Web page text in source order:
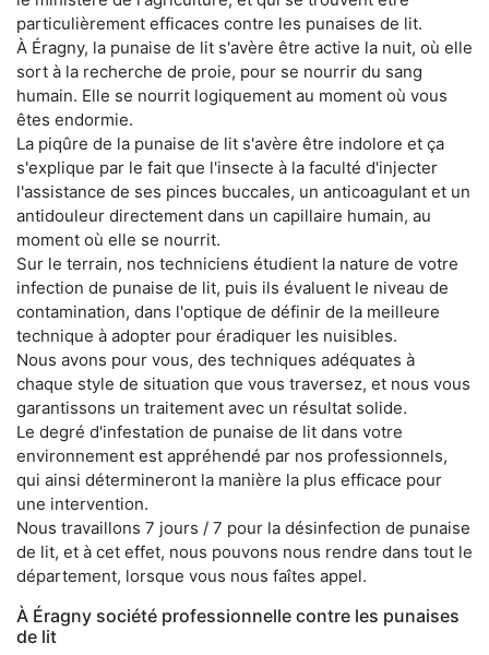
particulièrement efficaces contre les punaises de lit.
À Éragny, la punaise de lit s'avère être active la nuit, où elle
sort à la recherche de proie, pour se nourrir du sang
humain. Elle se nourrit logiquement au moment où vous
êtes endormie.
La piqûre de la punaise de lit s'avère être indolore et ça
s'explique par le fait que l'insecte à la faculté d'injecter
l'assistance de ses pinces buccales, un anticoagulant et un
antidouleur directement dans un capillaire humain, au
moment où elle se nourrit.
Sur le terrain, nos techniciens étudient la nature de votre
infection de punaise de lit, puis ils évaluent le niveau de
contamination, dans l'optique de définir de la meilleure
technique à adopter pour éradiquer les nuisibles.
Nous avons pour vous, des techniques adéquates à
chaque style de situation que vous traversez, et nous vous
garantissons un traitement avec un résultat solide.
Le degré d'infestation de punaise de lit dans votre
environnement est appréhendé par nos professionnels,
qui ainsi détermineront la manière la plus efficace pour
une intervention.
Nous travaillons 7 jours / 7 pour la désinfection de punaise
de lit, et à cet effet, nous pouvons nous rendre dans tout le
département, lorsque vous nous faîtes appel.
À Éragny société professionnelle contre les punaises
de lit